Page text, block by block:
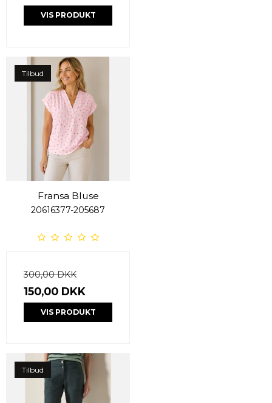
VIS PRODUKT
Tilbud
Fransa Bluse
20616377-205687
300,00 DKK
150,00 DKK
VIS PRODUKT
Tilbud